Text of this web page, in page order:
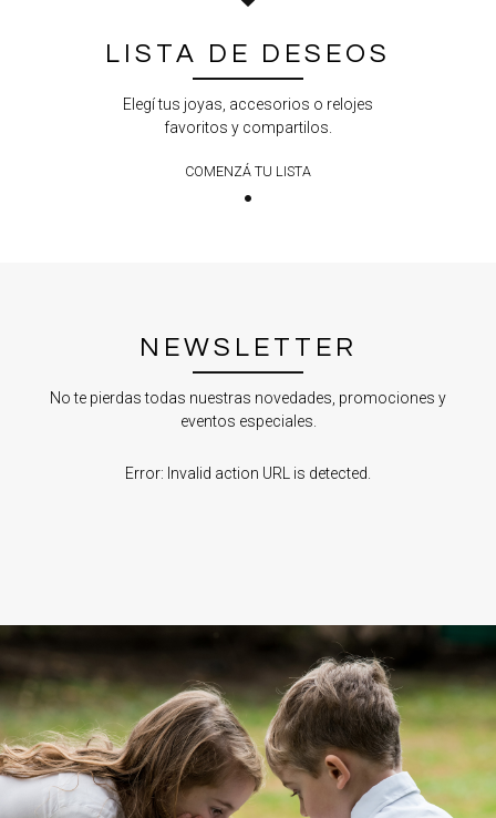
LISTA DE DESEOS
Elegí tus joyas, accesorios o relojes
favoritos y compartilos.
COMENZÁ TU LISTA
NEWSLETTER
No te pierdas todas nuestras novedades, promociones y
eventos especiales.
Error: Invalid action URL is detected.